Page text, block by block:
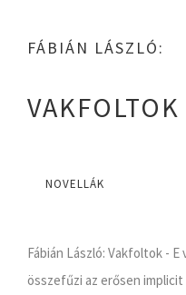
FÁBIÁN LÁSZLÓ:
VAKFOLTOK
NOVELLÁK
Fábián László: Vakfoltok -
összefűzi az erősen